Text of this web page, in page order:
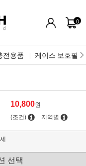
0
전용품 케이스 보호필름
10,800원
(조건) 지역별